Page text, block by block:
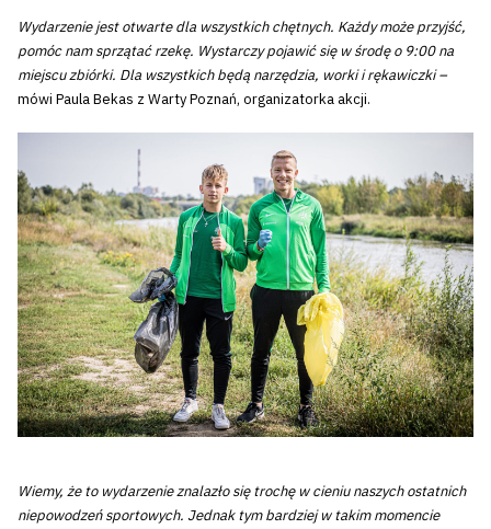
Wydarzenie jest otwarte dla wszystkich chętnych. Każdy może przyjść,
pomóc nam sprzątać rzekę. Wystarczy pojawić się w środę o 9:00 na
miejscu zbiórki. Dla wszystkich będą narzędzia, worki i rękawiczki –
mówi Paula Bekas z Warty Poznań, organizatorka akcji.
Wiemy, że to wydarzenie znalazło się trochę w cieniu naszych ostatnich
niepowodzeń sportowych. Jednak tym bardziej w takim momencie